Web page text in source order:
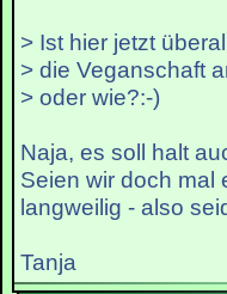
> Ist hier jetzt
> die Veganschaft
> oder wie?:-)
Naja, es soll halt
Seien wir doch mal
langweilig - also
Tanja